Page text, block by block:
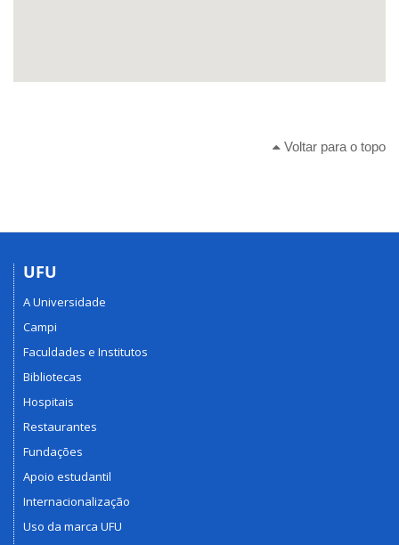
Voltar para o topo
UFU
A Universidade
Campi
Faculdades e Institutos
Bibliotecas
Hospitais
Restaurantes
Fundações
Apoio estudantil
Internacionalização
Uso da marca UFU